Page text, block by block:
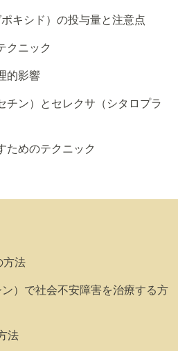
キシド）の投与量と注意点
クニック
的影響
チン）とセレクサ（シタロプラ
ためのテクニック
方法
）で社会不安障害を治療する方
法